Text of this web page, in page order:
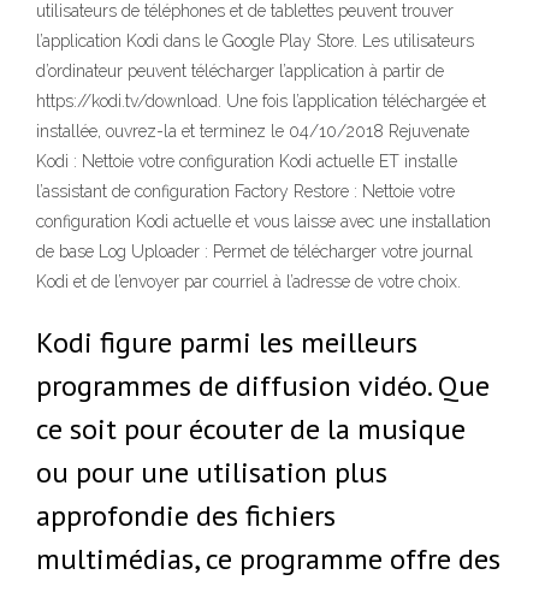
utilisateurs de téléphones et de tablettes peuvent trouver
l’application Kodi dans le Google Play Store. Les utilisateurs
d’ordinateur peuvent télécharger l’application à partir de
https://kodi.tv/download. Une fois l’application téléchargée et
installée, ouvrez-la et terminez le 04/10/2018 Rejuvenate
Kodi : Nettoie votre configuration Kodi actuelle ET installe
l’assistant de configuration Factory Restore : Nettoie votre
configuration Kodi actuelle et vous laisse avec une installation
de base Log Uploader : Permet de télécharger votre journal
Kodi et de l’envoyer par courriel à l’adresse de votre choix.
Kodi figure parmi les meilleurs
programmes de diffusion vidéo. Que
ce soit pour écouter de la musique
ou pour une utilisation plus
approfondie des fichiers
multimédias, ce programme offre des